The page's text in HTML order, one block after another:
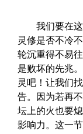
我们要在这
灵修是否不冷
轮沉重得不易
是败坏的先兆
灵吧！让我们
告。因为若再
坛上的火也要
影响力。这一